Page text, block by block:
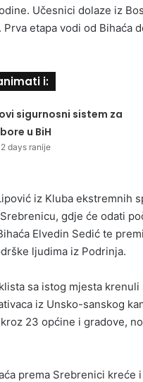
Učesnici dolaze iz
etapa vodi od Bihaća
i:
sigurnosni sistem za
u BiH
2 days ranije
iz Kluba ekstremnih
gdje će odati
Elvedin Sedić te
ljudima iz Podrinja.
sa istog mjesta
iz Unsko-sanskog
23 općine i gradove,
prema Srebrenici